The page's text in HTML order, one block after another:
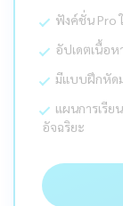
ฟังค์ชั่น Pro
อัปเดตเนื้อ
มีแบบฝึกหัด
แผนการเรีย
อัจฉริยะ